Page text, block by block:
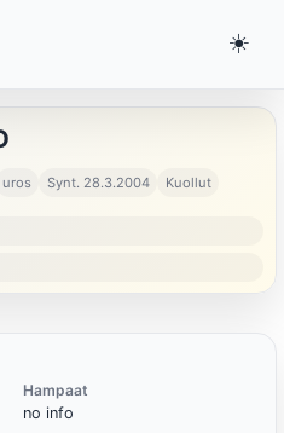
☀️
uros Synt. 28.3.2004 Kuollut
Hampaat
no info